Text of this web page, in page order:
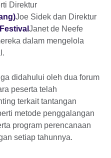
Direktur
Joe Sidek dan Direktur
Janet de Neefe
dalam mengelola
didahului oleh dua forum
peserta telah
terkait tantangan
metode penggalangan
program perencanaan
setiap tahunnya.